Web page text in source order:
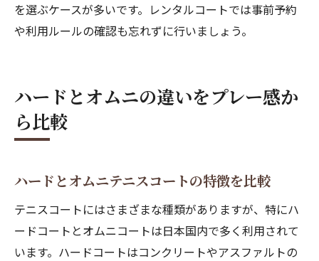
を選ぶケースが多いです。レンタルコートでは事前予約
や利用ルールの確認も忘れずに行いましょう。
ハードとオムニの違いをプレー感か
ら比較
ハードとオムニテニスコートの特徴を比較
テニスコートにはさまざまな種類がありますが、特にハ
ードコートとオムニコートは日本国内で多く利用されて
います。ハードコートはコンクリートやアスファルトの